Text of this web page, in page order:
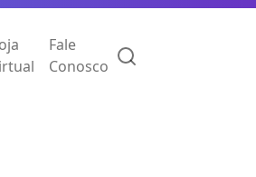
Fale
Conosco